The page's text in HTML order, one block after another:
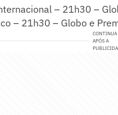
– 21h30 –
– 21h30 – Globo e
CONTINUA
APÓS A